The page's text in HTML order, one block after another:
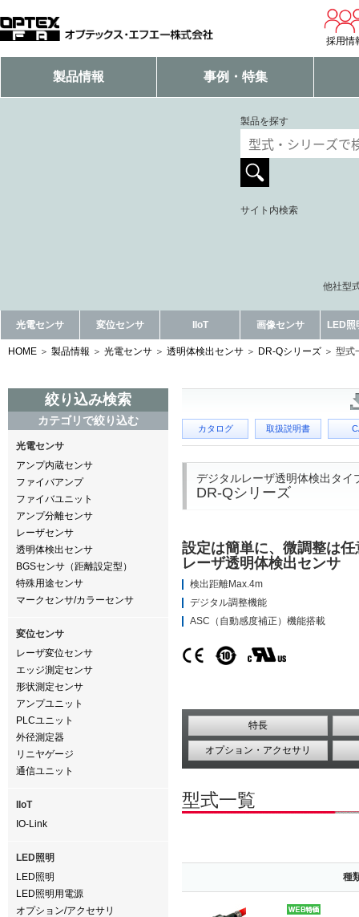
採用情
製品情報 事例・特集
製品を探す
サイト内検索
他社型
光電センサ 変位センサ IIoT 画像センサ LED照
HOME 製品情報 光電センサ 透明体検出センサ DR-Qシリーズ 型式
絞り込み検索
カテゴリで絞り込む
光電センサ
アンプ内蔵センサ
ファイバアンプ
ファイバユニット
アンプ分離センサ
レーザセンサ
透明体検出センサ
BGSセンサ（距離設定型）
特殊用途センサ
マークセンサ/カラーセンサ
変位センサ
レーザ変位センサ
エッジ測定センサ
形状測定センサ
アンプユニット
PLCユニット
外径測定器
リニヤゲージ
通信ユニット
IIoT
IO-Link
LED照明
LED照明
LED照明用電源
オプション/アクセサリ
カタログ 取扱説明書
デジタルレーザ透明体検出タイ
DR-Qシリーズ
設定は簡単に、微調整は任
レーザ透明体検出センサ
検出距離Max.4m
デジタル調整機能
ASC（自動感度補正）機能搭載
特長
オプション・アクセサリ
型式一覧
種